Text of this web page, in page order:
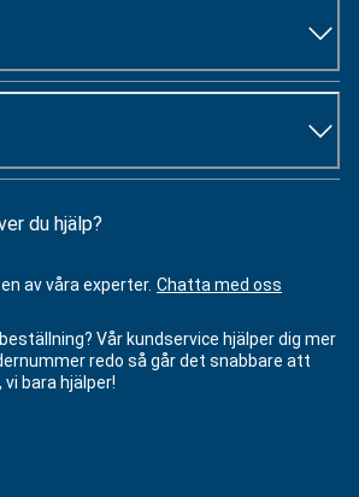
du hjälp?
en av våra experter. Chatta med oss
Vår kundservice hjälper dig mer
redo så går det snabbare att
bara hjälper!